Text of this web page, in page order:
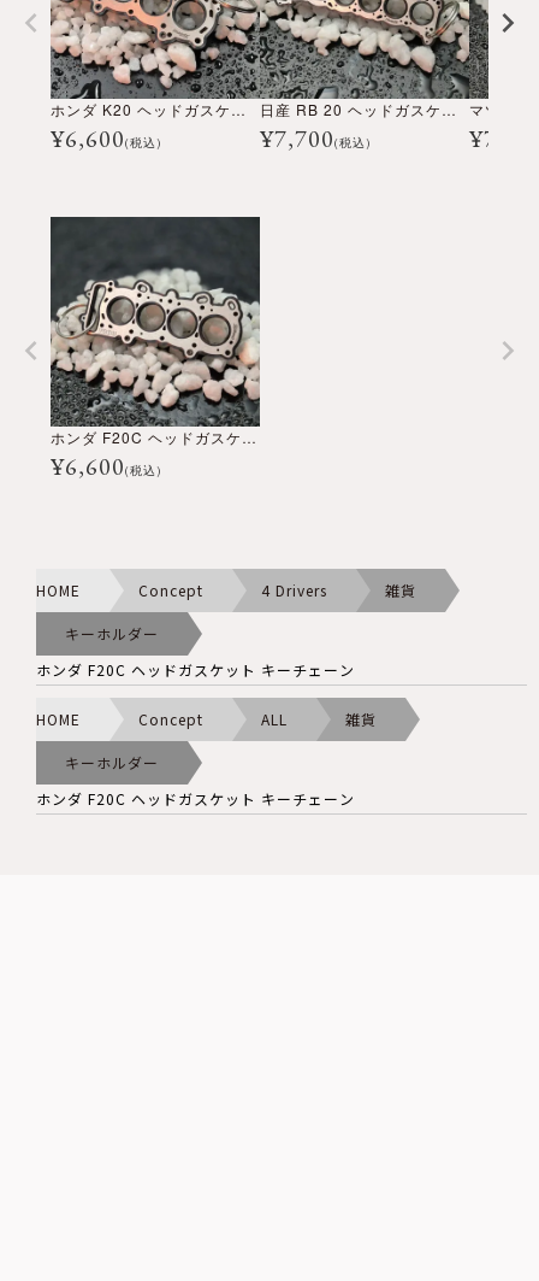
ホンダ K20 ヘッドガスケット キーチェーン
¥6,600(税込)
日産 RB 20 ヘッドガスケット キーチェーン
¥7,700(税込) ¥
ホンダ F20C ヘッドガスケット キーチェーン
¥6,600(税込)
HOME Concept 4 Drivers 雑貨
キーホルダー
ホンダ F20C ヘッドガスケット キーチェーン
HOME Concept ALL 雑貨
キーホルダー
ホンダ F20C ヘッドガスケット キーチェーン